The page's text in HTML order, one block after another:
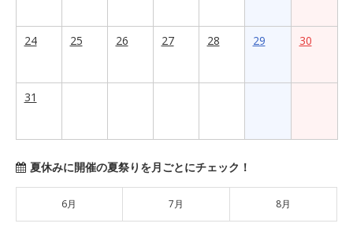
24 25 26 27 28 29 30
31
夏休みに開催の夏祭りを月ごとにチェック！
6月 7月 8月